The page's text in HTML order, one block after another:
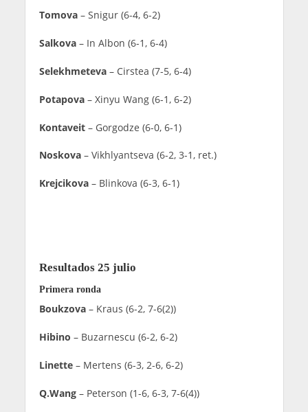
Tomova– Snigur (6-4, 6-2)
Salkova– In Albon (6-1, 6-4)
Selekhmeteva– Cirstea (7-5, 6-4)
Potapova– Xinyu Wang (6-1, 6-2)
Kontaveit– Gorgodze (6-0, 6-1)
Noskova– Vikhlyantseva (6-2, 3-1, ret.)
Krejcikova– Blinkova (6-3, 6-1)
Resultados 25 julio
Primera ronda
Boukzova– Kraus (6-2, 7-6(2))
Hibino – Buzarnescu (6-2, 6-2)
Linette– Mertens (6-3, 2-6, 6-2)
Q.Wang– Peterson (1-6, 6-3, 7-6(4))